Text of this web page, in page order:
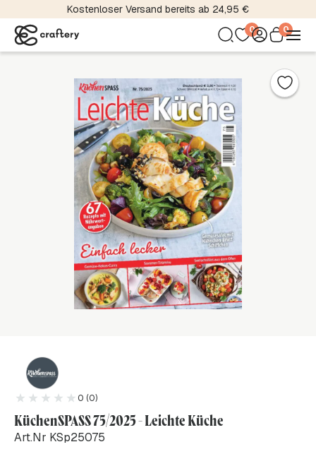
Kostenloser Versand bereits ab 24,95 €
0 0
0 (0)
KüchenSPASS 75/2025 - Leichte Küche
Art.Nr KSp25075